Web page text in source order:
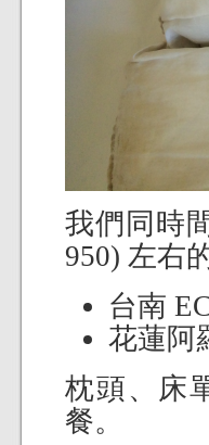
我們同時
950) 左右
台南
花蓮阿
枕頭、床
餐。